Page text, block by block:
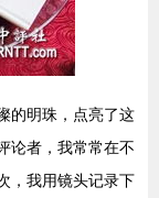
的明珠，点亮了这
论者，我常常在不
，我用镜头记录下